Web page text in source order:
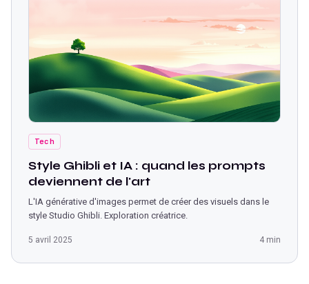
Tech
Style Ghibli et IA : quand les prompts
deviennent de l'art
L'IA générative d'images permet de créer des visuels dans le
style Studio Ghibli. Exploration créatrice.
5 avril 2025 4 min